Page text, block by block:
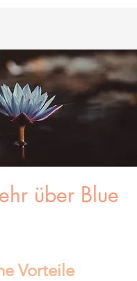
über Blue
Vorteile